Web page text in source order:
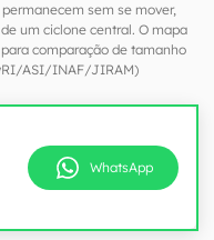
sem se mover,
um ciclone central. O mapa
comparação de tamanho
ASI/INAF/JIRAM)
WhatsApp